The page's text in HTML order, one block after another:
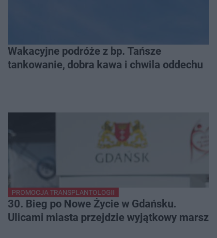
Wakacyjne podróże z bp. Tańsze
tankowanie, dobra kawa i chwila oddechu
PROMOCJA TRANSPLANTOLOGII
30. Bieg po Nowe Życie w Gdańsku.
Ulicami miasta przejdzie wyjątkowy marsz